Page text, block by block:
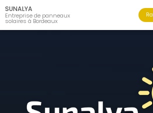
Aller
au
contenu
principal
SUNALYA
Entreprise de panneaux
solaires à Bordeaux